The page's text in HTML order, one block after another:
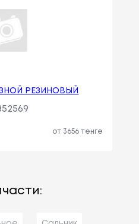
РЕЗИНОВЫЙ
от 3656 тенге